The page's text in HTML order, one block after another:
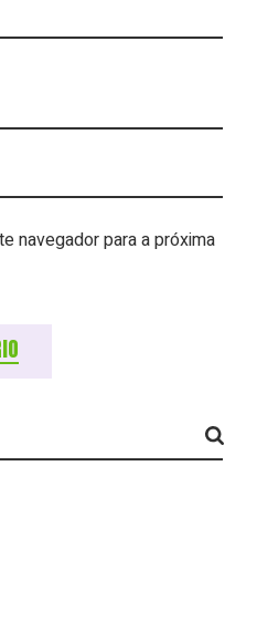
navegador para a próxima